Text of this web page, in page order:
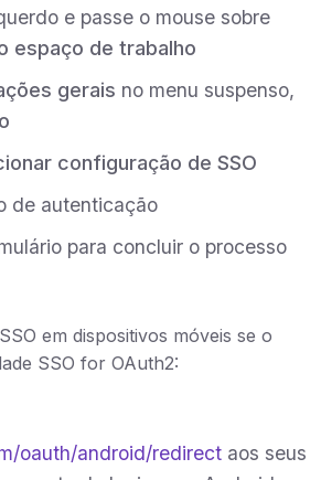
e passe o mouse sobre
espaço de trabalho
gerais no menu suspenso,
configuração de SSO
de autenticação
para concluir o processo
em dispositivos móveis se o
SSO for OAuth2:
oauth/android/redirect aos seus